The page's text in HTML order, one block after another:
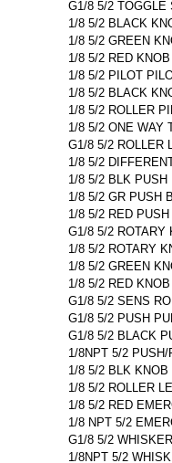
G1/8 5/2 TOGGLE
1/8 5/2 BLACK
1/8 5/2 GREEN
1/8 5/2 RED
1/8 5/2 PILOT
1/8 5/2 BLACK
1/8 5/2 ROLLER
1/8 5/2 ONE WAY
G1/8 5/2 ROLLER
1/8 5/2
1/8 5/2 BLK PUSH
1/8 5/2 GR PUSH
1/8 5/2 RED
G1/8 5/2 ROTARY
1/8 5/2 ROTARY
1/8 5/2 GREEN
1/8 5/2 RED
G1/8 5/2 SENS
G1/8 5/2 PUSH
G1/8 5/2 BLACK
1/8NPT 5/2 PUSH/
1/8 5/2 BLK
1/8 5/2 ROLLER
1/8 5/2 RED
1/8 NPT 5/2
G1/8 5/2
1/8NPT 5/2